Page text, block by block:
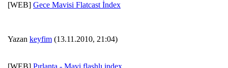
[WEB] Gece Mavisi Flatcast İndex
Yazan keyfim (13.11.2010, 21:04)